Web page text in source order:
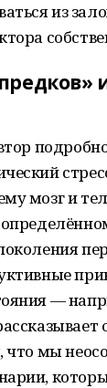
из
мозг и
—
что мы